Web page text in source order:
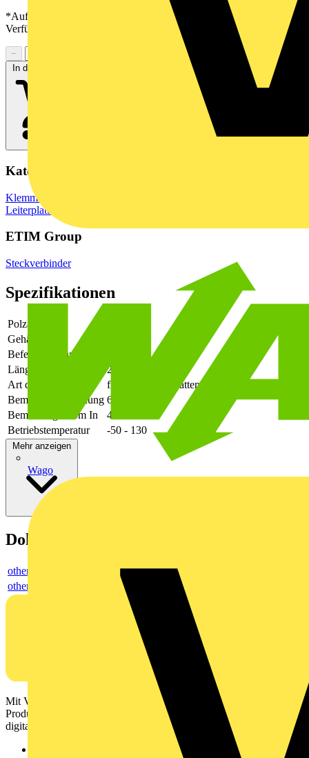
Wago
*Auf Anfrage verfügbar - bitte in den Warenkorb legen, um
Verfügbarkeit zu prüfen
−
In den Warenkorb
Kategorien
Klemmen, Steckverbinder & Verbindungselemente
Leiterplattensteckverbinder
ETIM Group
Steckverbinder
Spezifikationen
Polzahl
Gehäusefarbe
Befestigungsart
Länge des Pins
2.6
Art der Verbindung
flexibler Leiterplattenverbinder
Bemessungsspannung 630
Bemessungsstrom In
41
Betriebstemperatur
-50 - 130
Mehr anzeigen
Dokumente
others
others
Mit Voltimum erhalten Elektrofachkräfte Zugang zu Branchennews,
Produktinformationen, Schulungen und Tools – alles auf einer
digitalen Plattform und Community.